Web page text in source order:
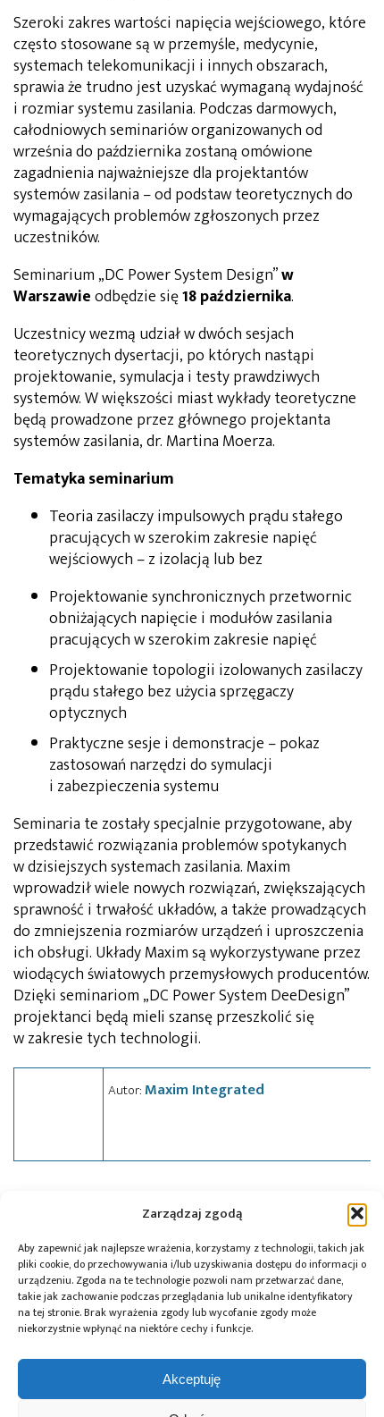
Zarządzaj zgodą
Aby zapewnić jak najlepsze wrażenia, korzystamy z technologii, takich jak
pliki cookie, do przechowywania i/lub uzyskiwania dostępu do informacji o
urządzeniu. Zgoda na te technologie pozwoli nam przetwarzać dane,
takie jak zachowanie podczas przeglądania lub unikalne identyfikatory
na tej stronie. Brak wyrażenia zgody lub wycofanie zgody może
niekorzystnie wpłynąć na niektóre cechy i funkcje.
Akceptuję
Szeroki zakres wartości napięcia wejściowego, które
często stosowane są w przemyśle, medycynie,
systemach telekomunikacji i innych obszarach,
sprawia że trudno jest uzyskać wymaganą wydajność
i rozmiar systemu zasilania. Podczas darmowych,
całodniowych seminariów organizowanych od
września do października zostaną omówione
zagadnienia najważniejsze dla projektantów
systemów zasilania – od podstaw teoretycznych do
wymagających problemów zgłoszonych przez
uczestników.
Seminarium „DC Power System Design”w
Warszawieodbędzie się18 października.
Uczestnicy wezmą udział w dwóch sesjach
teoretycznych dysertacji, po których nastąpi
projektowanie, symulacja i testy prawdziwych
systemów. W większości miast wykłady teoretyczne
będą prowadzone przez głównego projektanta
systemów zasilania, dr. Martina Moerza.
Tematyka seminarium
Teoria zasilaczy impulsowych prądu stałego
pracujących w szerokim zakresie napięć
wejściowych – z izolacją lub bez
Projektowanie synchronicznych przetwornic
obniżających napięcie i modułów zasilania
pracujących w szerokim zakresie napięć
Projektowanie topologii izolowanych zasilaczy
prądu stałego bez użycia sprzęgaczy
optycznych
Praktyczne sesje i demonstracje – pokaz
zastosowań narzędzi do symulacji
i zabezpieczenia systemu
Seminaria te zostały specjalnie przygotowane, aby
przedstawić rozwiązania problemów spotykanych
w dzisiejszych systemach zasilania. Maxim
wprowadził wiele nowych rozwiązań, zwiększających
sprawność i trwałość układów, a także prowadzących
do zmniejszenia rozmiarów urządzeń i uproszczenia
ich obsługi. Układy Maxim są wykorzystywane przez
wiodących światowych przemysłowych producentów.
Dzięki seminariom „DC Power System DeeDesign”
projektanci będą mieli szansę przeszkolić się
w zakresie tych technologii.
Autor:Maxim Integrated
wydarzenie,zasilanie
Przeczytaj również:
Microchip i Micron